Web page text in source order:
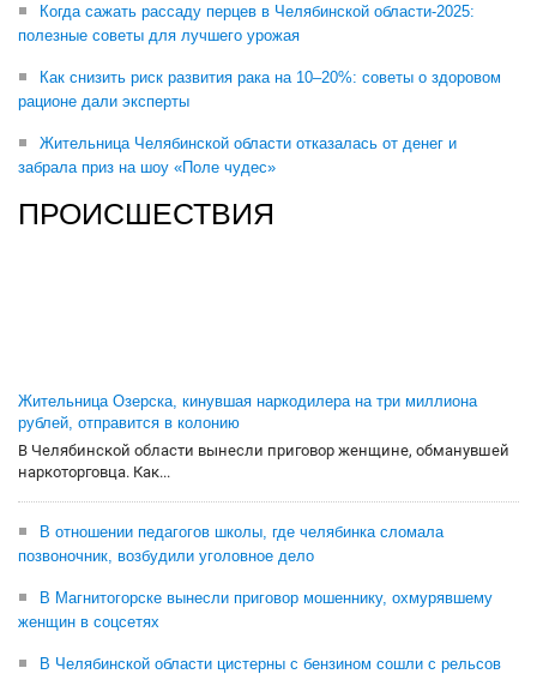
Когда сажать рассаду перцев в Челябинской области-2025:
полезные советы для лучшего урожая
Как снизить риск развития рака на 10–20%: советы о здоровом
рационе дали эксперты
Жительница Челябинской области отказалась от денег и
забрала приз на шоу «Поле чудес»
ПРОИСШЕСТВИЯ
Жительница Озерска, кинувшая наркодилера на три миллиона
рублей, отправится в колонию
В Челябинской области вынесли приговор женщине, обманувшей
наркоторговца. Как...
В отношении педагогов школы, где челябинка сломала
позвоночник, возбудили уголовное дело
В Магнитогорске вынесли приговор мошеннику, охмурявшему
женщин в соцсетях
В Челябинской области цистерны с бензином сошли с рельсов